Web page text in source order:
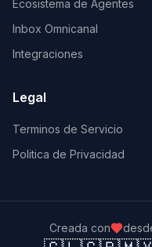
Ecosistema de Agentes
Inbox Omnicanal
Integraciones
Legal
Terminos de Servicio
Politica de Privacidad
Creada con